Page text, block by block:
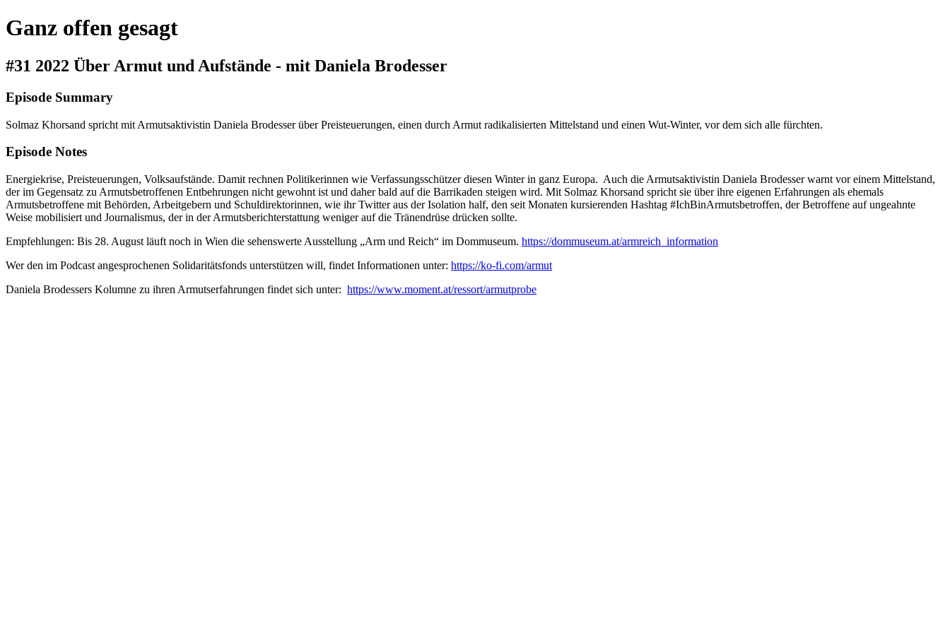
Ganz offen gesagt
#31 2022 Über Armut und Aufstände - mit Daniela Brodesser
Episode Summary
Solmaz Khorsand spricht mit Armutsaktivistin Daniela Brodesser über Preisteuerungen, einen durch Armut radikalisierten Mittelstand und einen Wut-Winter, vor dem sich alle fürchten.
Episode Notes
Energiekrise, Preisteuerungen, Volksaufstände. Damit rechnen Politikerinnen wie Verfassungsschützer diesen Winter in ganz Europa. Auch die Armutsaktivistin Daniela Brodesser warnt vor einem Mittelstand,
der im Gegensatz zu Armutsbetroffenen Entbehrungen nicht gewohnt ist und daher bald auf die Barrikaden steigen wird. Mit Solmaz Khorsand spricht sie über ihre eigenen Erfahrungen als ehemals
Armutsbetroffene mit Behörden, Arbeitgebern und Schuldirektorinnen, wie ihr Twitter aus der Isolation half, den seit Monaten kursierenden Hashtag #IchBinArmutsbetroffen, der Betroffene auf ungeahnte
Weise mobilisiert und Journalismus, der in der Armutsberichterstattung weniger auf die Tränendrüse drücken sollte.
Empfehlungen: Bis 28. August läuft noch in Wien die sehenswerte Ausstellung „Arm und Reich“ im Dommuseum. https://dommuseum.at/armreich_information
Wer den im Podcast angesprochenen Solidaritätsfonds unterstützen will, findet Informationen unter: https://ko-fi.com/armut
Daniela Brodessers Kolumne zu ihren Armutserfahrungen findet sich unter: https://www.moment.at/ressort/armutprobe